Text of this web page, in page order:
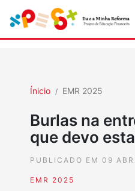
Ínicio EMR 2025
Burlas na
que devo
PUBLICADO EM 09
EMR 2025